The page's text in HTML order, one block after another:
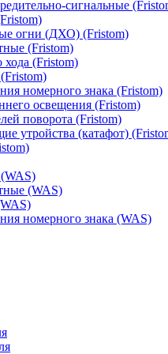
сигнальные
огни (ДХО) (Fristom)
(Fristom)
хода (Fristom)
номерного знака (Fristom)
освещения (Fristom)
поворота (Fristom)
утройства (катафот)
(WAS)
номерного знака (WAS)